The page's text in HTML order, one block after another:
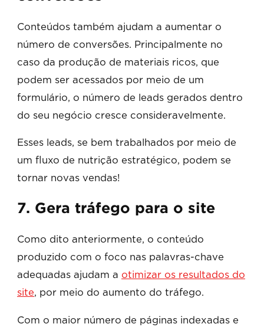
Conteúdos também ajudam a aumentar o
número de conversões. Principalmente no
caso da produção de materiais ricos, que
podem ser acessados por meio de um
formulário, o número de leads gerados dentro
do seu negócio cresce consideravelmente.
Esses leads, se bem trabalhados por meio de
um fluxo de nutrição estratégico, podem se
tornar novas vendas!
7. Gera tráfego para o site
Como dito anteriormente, o conteúdo
produzido com o foco nas palavras-chave
adequadas ajudam a otimizar os resultados do
site, por meio do aumento do tráfego.
Com o maior número de páginas indexadas e